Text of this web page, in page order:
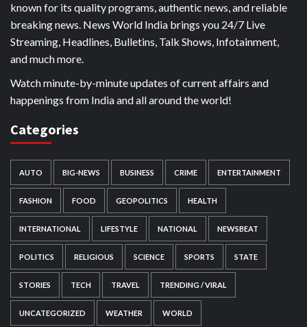
known for its quality programs, authentic news, and reliable
breaking news. News World India brings you 24/7 Live
Streaming, Headlines, Bulletins, Talk Shows, Infotainment,
and much more.
Watch minute-by-minute updates of current affairs and
happenings from India and all around the world!
Categories
AUTO BIG-NEWS BUSINESS CRIME ENTERTAINMENT
FASHION FOOD GEOPOLITICS HEALTH
INTERNATIONAL LIFESTYLE NATIONAL NEWSBEAT
POLITICS RELIGIOUS SCIENCE SPORTS STATE
STORIES TECH TRAVEL TRENDING / VIRAL
UNCATEGORIZED WEATHER WORLD